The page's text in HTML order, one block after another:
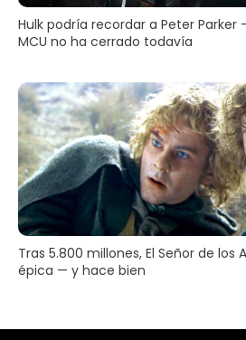
Hulk podría recordar a Peter
MCU no ha cerrado todavía
Tras 5.800 millones, El Señor de los
épica — y hace bien